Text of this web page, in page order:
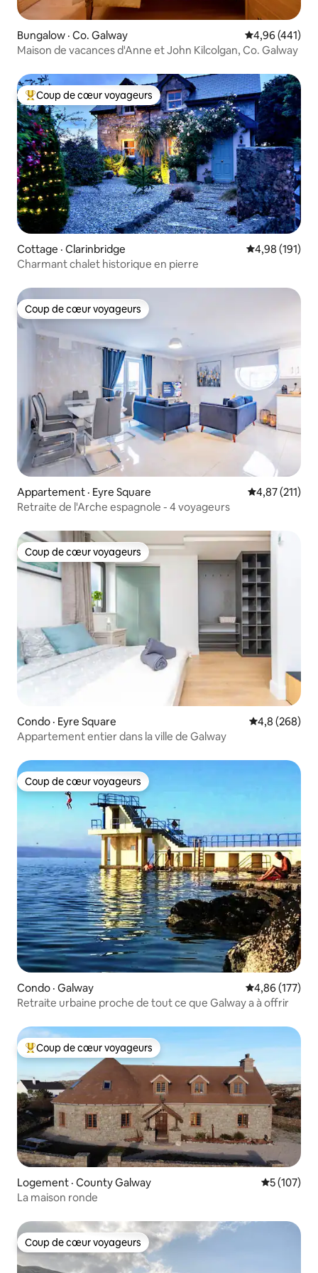
Bungalow · Co. Galway Note
4,96 (441)
Maison de vacances d'Anne et John Kilcolgan, Co. Galway
Coup de cœur voyageurs parmi les plus aimés
Coup de cœur voyageurs
Cottage · Clarinbridge Note
4,98 (191)
Charmant chalet historique en pierre
Coup de cœur voyageurs
Coup de cœur voyageurs
Appartement · Eyre Square Note
4,87 (211)
Retraite de l'Arche espagnole - 4 voyageurs
Coup de cœur voyageurs
Coup de cœur voyageurs
Condo · Eyre Square Note
4,8 (268)
Appartement entier dans la ville de Galway
Coup de cœur voyageurs
Coup de cœur voyageurs
Condo · Galway Note
4,86 (177)
Retraite urbaine proche de tout ce que Galway a à offrir
Coup de cœur voyageurs parmi les plus aimés
Coup de cœur voyageurs
Logement · County Galway Note
5 (107)
La maison ronde
Coup de cœur voyageurs
Coup de cœur voyageurs